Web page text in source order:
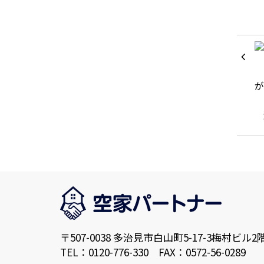
〒507-0038 多治見市白山町5-17-3梅村ビル2
TEL：0120-776-330 FAX：0572-56-0289